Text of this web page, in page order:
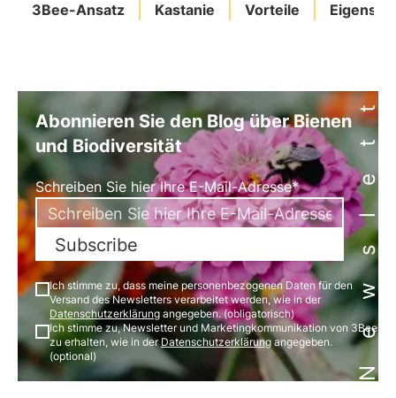
3Bee-Ansatz Kastanie Vorteile Newsletter
Abonnieren Sie den Blog über Bienen
und Biodiversität
Schreiben Sie hier Ihre E-Mail-Adresse*
Subscribe
Ich stimme zu, dass meine personenbezogenen Daten für den
Versand des Newsletters verarbeitet werden, wie in der
Datenschutzerklärung angegeben. (obligatorisch)
Ich stimme zu, Newsletter und Marketingkommunikation von 3Bee
zu erhalten, wie in derDatenschutzerklärungangegeben.
(optional)